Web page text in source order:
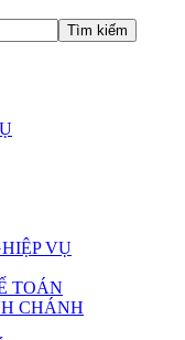
VỤ
TOÁN
CHÁNH